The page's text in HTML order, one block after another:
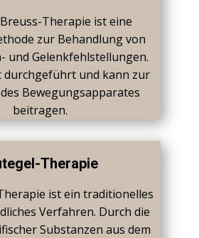
Therapie ist eine
zur Behandlung von
und Gelenkfehlstellungen.
durchgeführt und kann zur
Bewegungsapparates
beitragen.
Therapie
ist ein traditionelles
Verfahren. Durch die
Substanzen aus dem